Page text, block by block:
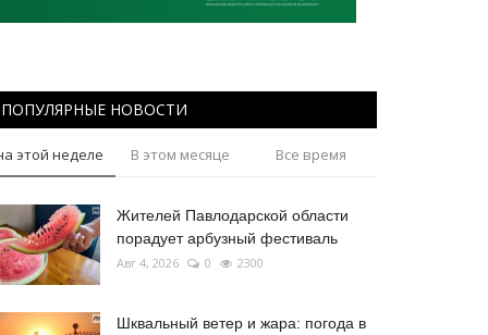
ПОПУЛЯРНЫЕ НОВОСТИ
этой неделе В этом месяце Все время
Жителей Павлодарской области
порадует арбузный фестиваль
Авг 4, 2026 0 2300
Шквальный ветер и жара: погода в